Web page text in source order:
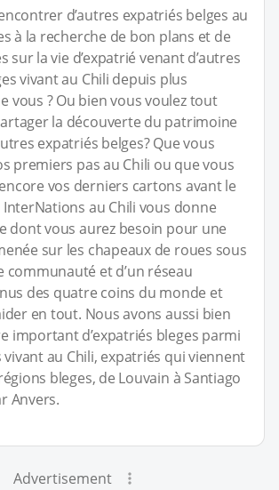
d’autres expatriés belges au
à la recherche de bon plans et de
sur la vie d’expatrié venant d’autres
vivant au Chili depuis plus
vous ? Ou bien vous voulez tout
la découverte du patrimoine
expatriés belges? Que vous
premiers pas au Chili ou que vous
vos derniers cartons avant le
au Chili vous donne
dont vous aurez besoin pour une
sur les chapeaux de roues sous
communauté et d’un réseau
des quatre coins du monde et
en tout. Nous avons aussi bien
important d’expatriés bleges parmi
au Chili, expatriés qui viennent
bleges, de Louvain à Santiago
Anvers.
Advertisement